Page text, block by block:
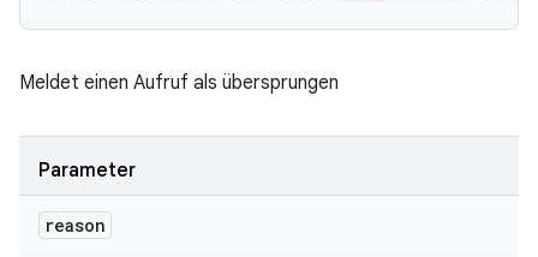
Meldet einen Aufruf als übersprungen
Parameter
reason